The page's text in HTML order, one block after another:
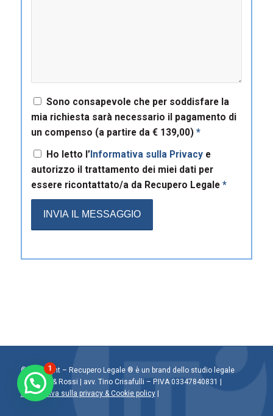
Sono consapevole che per soddisfare la
mia richiesta sarà necessario il pagamento di
un compenso (a partire da € 139,00) *
Ho letto l’Informativa sulla Privacye
autorizzo il trattamento dei miei dati per
essere ricontattato/a da Recupero Legale *
© Copyright – Recupero Legale ® è un brand dello studio legale
Crisafulli & Rossi | avv. Tino Crisafulli – P.IVA 03347840831 |
Informativa sulla privacy & Cookie policy|
1